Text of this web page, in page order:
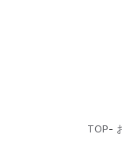
TOP-